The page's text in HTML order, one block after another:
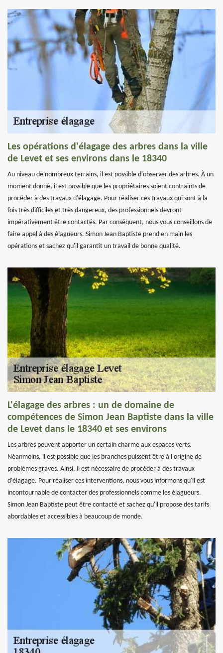
Les opérations d'élagage des arbres dans la ville
de Levet et ses environs dans le 18340
Au niveau de nombreux terrains, il est possible d'observer des arbres. À un
moment donné, il est possible que les propriétaires soient contraints de
procéder à des travaux d'élagage. Pour réaliser ces travaux qui sont à la
fois très difficiles et très dangereux, des professionnels devront
impérativement être contactés. Par conséquent, nous vous conseillons de
faire appel à des élagueurs. Simon Jean Baptiste prend en main les
opérations et sachez qu'il garantit un travail de bonne qualité.
L'élagage des arbres : un de domaine de
compétences de Simon Jean Baptiste dans la ville
de Levet dans le 18340 et ses environs
Les arbres peuvent apporter un certain charme aux espaces verts.
Néanmoins, il est possible que les branches puissent être à l'origine de
problèmes graves. Ainsi, il est nécessaire de procéder à des travaux
d'élagage. Pour réaliser ces interventions, nous vous informons qu'il est
incontournable de contacter des professionnels comme les élagueurs.
Simon Jean Baptiste peut être contacté et sachez qu'il propose des tarifs
abordables et accessibles à beaucoup de monde.